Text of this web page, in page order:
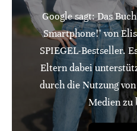
Google sagt: Das
Smartphone!" von
SPIEGEL-Bestseller.
Eltern dabei
durch die Nutzung
Medien zu